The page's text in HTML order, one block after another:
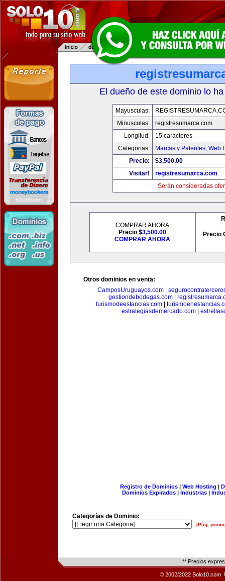
El dueño de este dominio lo
Mayusculas:
Minusculas:
registresumarca.com
Longitud:
15 caracteres
Categorias:
Marcas y Patentes, Web
Precio:
$3,500.00
Visitar!
registresumarca.com
Serán consideradas
COMPRAR AHORA
Precio $3,500.00
COMPRAR AHORA
Precio
Otros dominios en venta:
CamposUruguayos.com|
gestiondebodegas.com|
turismodeestancias.com
estrategiasdemercado.com
Registro de Dominios| Web Hosting |
Dominios Expirados | Industrias |
Categorías de Dominio:
[Pág.
** Precios
© 2002/2022 Solo10.com